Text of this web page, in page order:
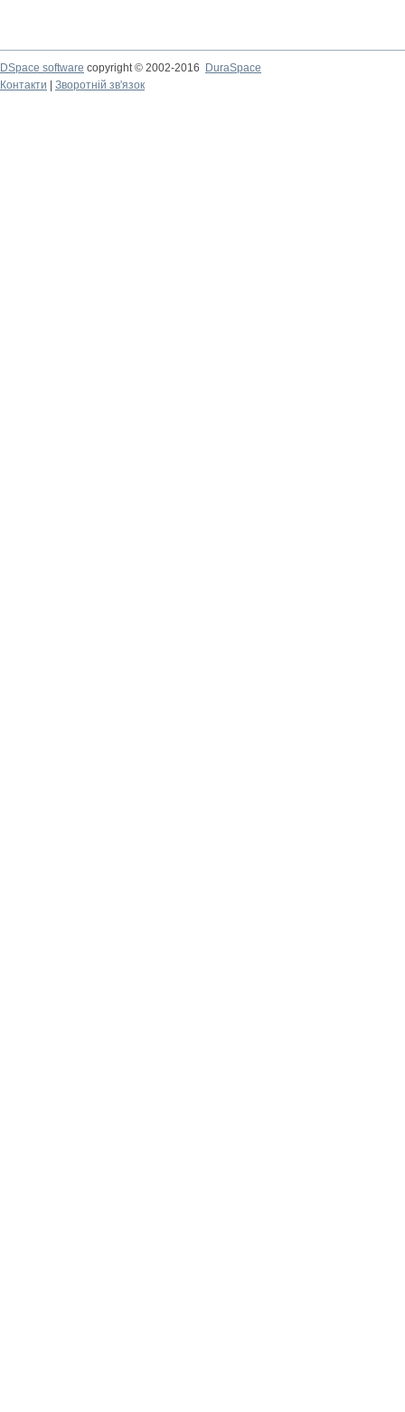
DSpace software copyright © 2002-2016
DuraSpace
Контакти
Зворотній зв'язок